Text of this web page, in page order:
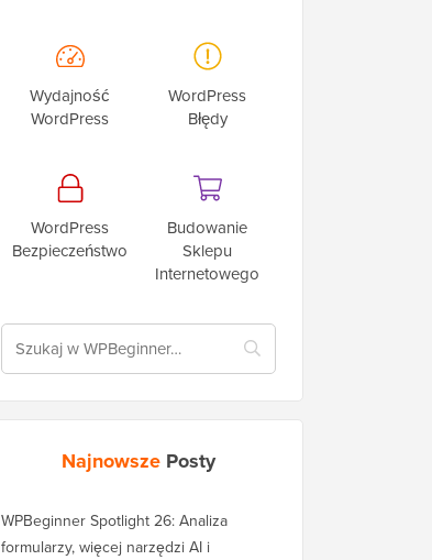
Wydajność
WordPress
WordPress
Błędy
WordPress
Bezpieczeństwo
Budowanie
Sklepu
Internetowego
Najnowsze Posty
WPBeginner Spotlight 26: Analiza
formularzy, więcej narzędzi AI i